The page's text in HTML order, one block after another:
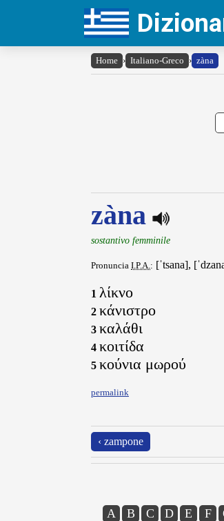
Home › Italiano-Greco › zàna
zàna
sostantivo femminile
Pronuncia I.P.A.: [ˈtsana],
1 λίκνο
2 κάνιστρο
3 καλάθι
4 κοιτίδα
5 κούνια μωρού
permalink
‹ zampone
A B C D E F